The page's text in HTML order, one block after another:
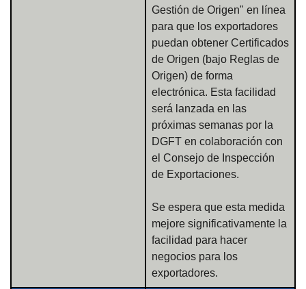
Gestión de Origen" en línea
para que los exportadores
puedan obtener Certificados
de Origen (bajo Reglas de
Origen) de forma
electrónica. Esta facilidad
será lanzada en las
próximas semanas por la
DGFT en colaboración con
el Consejo de Inspección
de Exportaciones.
Se espera que esta medida
mejore significativamente la
facilidad para hacer
negocios para los
exportadores.